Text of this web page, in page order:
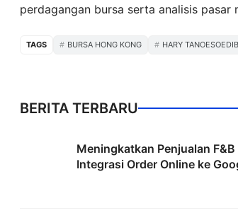
perdagangan bursa serta analisis
TAGS BURSA HONG KONG HARY
BERITA TERBARU
Meningkatkan Penjualan
Integrasi Order Online ke